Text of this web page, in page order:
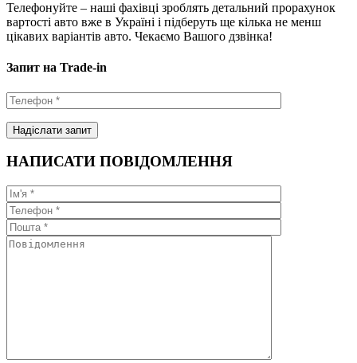
Телефонуйте – наші фахівці зроблять детальний прорахунок
вартості авто вже в Україні і підберуть ще кілька не менш
цікавих варіантів авто. Чекаємо Вашого дзвінка!
Запит на Trade-in
НАПИСАТИ ПОВІДОМЛЕННЯ